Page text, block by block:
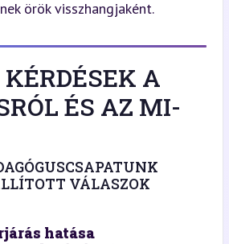
örök visszhangjaként.
A
ÉS AZ MI-
VÁLASZOK
hatása